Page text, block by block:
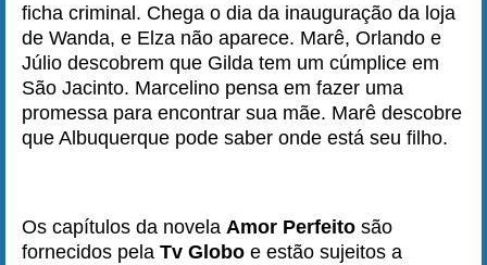
ficha criminal. Chega o dia da inauguração da loja
de Wanda, e Elza não aparece. Marê, Orlando e
Júlio descobrem que Gilda tem um cúmplice em
São Jacinto. Marcelino pensa em fazer uma
promessa para encontrar sua mãe. Marê descobre
que Albuquerque pode saber onde está seu filho.
Os capítulos da novela Amor Perfeito são
fornecidos pela Tv Globo e estão sujeitos a